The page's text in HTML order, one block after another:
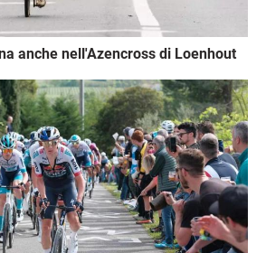
anche nell'Azencross di Loenhout